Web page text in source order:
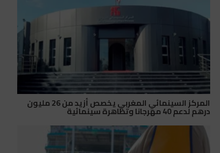
المركز السينمائي المغربي يخصص أزيد من 26 مليون
درهم لدعم 40 مهرجانا وتظاهرة سينمائية